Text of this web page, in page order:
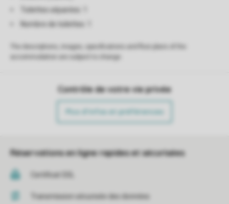
Toilettes séparées: 1
Nombre de toilettes: 1
Contrôle de votre vie privée
Plus d’infos et préférences
Réservations en ligne rapides et sécurisées
Certificat SSL
Transmission sécurisée des données